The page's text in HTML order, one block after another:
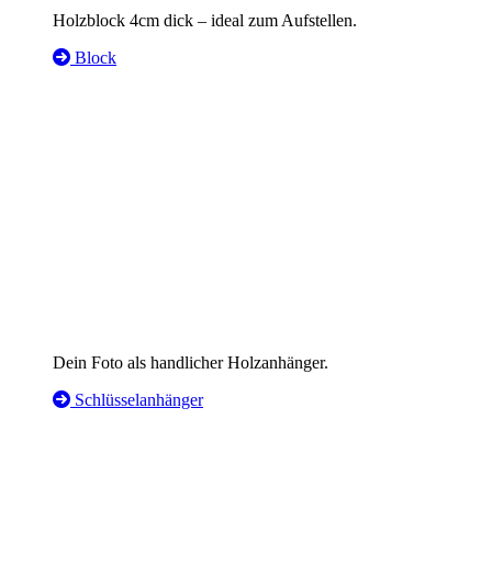
Holzblock 4cm dick – ideal zum Aufstellen.
Block
Dein Foto als handlicher Holzanhänger.
Schlüsselanhänger